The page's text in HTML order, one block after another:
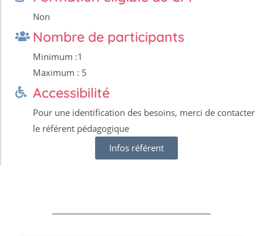
Non
Nombre de participants
Minimum :1
Maximum : 5
Accessibilité
Pour une identification des besoins, merci de contacter
le référent pédagogique
Infos référent